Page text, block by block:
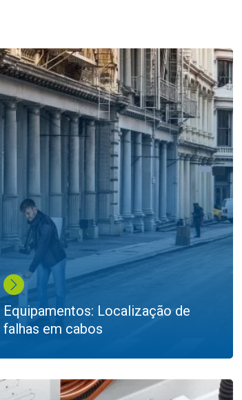
Equipamentos: Localização de
falhas em cabos